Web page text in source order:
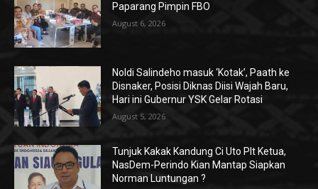
Paparang Pimpin FBO
August 6, 2026
Noldi Salindeho masuk ‘Kotak’, Paath ke
Disnaker, Posisi Diknas Diisi Wajah Baru,
Hari ini Gubernur YSK Gelar Rotasi
August 5, 2026
Tunjuk Kakak Kandung Ci Uto Plt Ketua,
NasDem-Perindo Kian Mantap Siapkan
Norman Luntungan ?